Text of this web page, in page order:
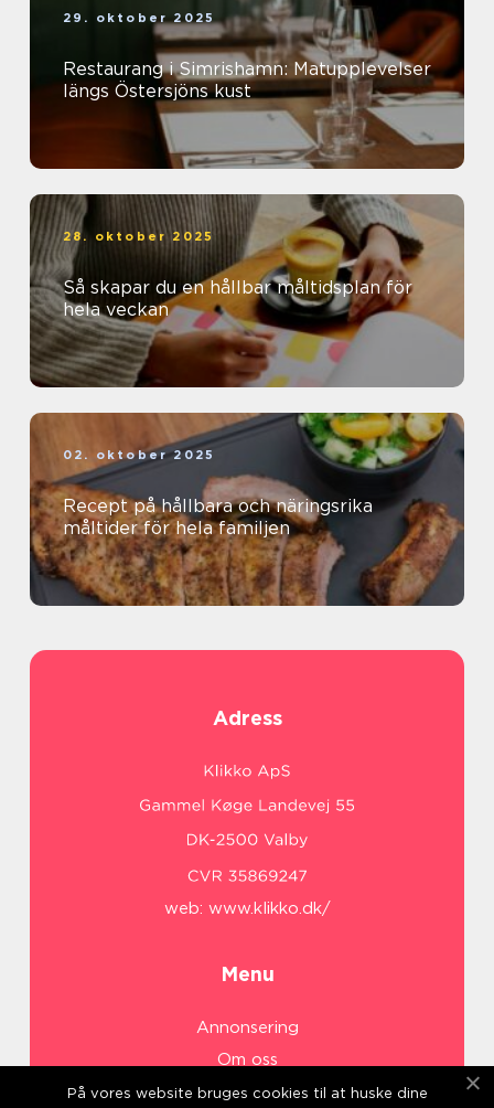
29. oktober 2025
Restaurang i Simrishamn: Matupplevelser
längs Östersjöns kust
28. oktober 2025
Så skapar du en hållbar måltidsplan för
hela veckan
02. oktober 2025
Recept på hållbara och näringsrika
måltider för hela familjen
Adress
web: www.klikko.dk/
Menu
Annonsering
Om oss
Cookies
På vores website bruges cookies til at huske dine